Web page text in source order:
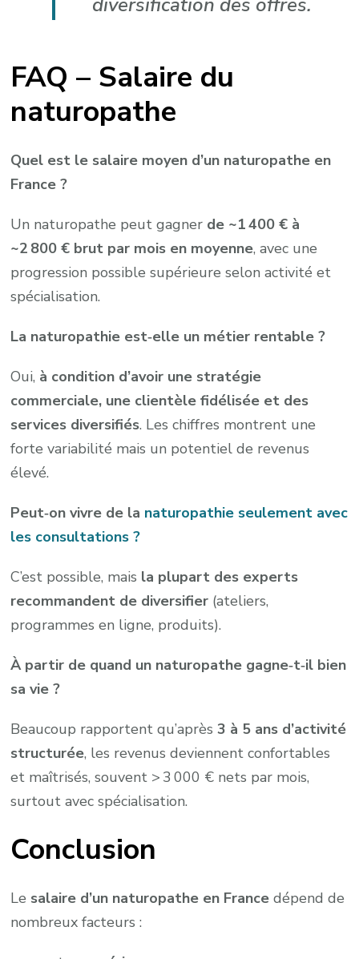
FAQ – Salaire du
naturopathe
Quel est le salaire moyen d’un naturopathe en
France ?
Un naturopathe peut gagner de ~1 400 € à
~2 800 € brut par mois en moyenne, avec une
progression possible supérieure selon activité et
spécialisation.
La naturopathie est‑elle un métier rentable ?
Oui, à condition d’avoir une stratégie
commerciale, une clientèle fidélisée et des
services diversifiés. Les chiffres montrent une
forte variabilité mais un potentiel de revenus
élevé.
Peut‑on vivre de la naturopathie seulement avec
les consultations ?
C’est possible, mais la plupart des experts
recommandent de diversifier (ateliers,
programmes en ligne, produits).
À partir de quand un naturopathe gagne‑t‑il bien
sa vie ?
Beaucoup rapportent qu’après3 à 5 ans d’activité
structurée, les revenus deviennent confortables
et maîtrisés, souvent > 3 000 € nets par mois,
surtout avec spécialisation.
Conclusion
Le salaire d’un naturopathe en France dépend de
nombreux facteurs :